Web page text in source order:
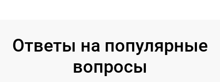
Ответы на популярные
вопросы